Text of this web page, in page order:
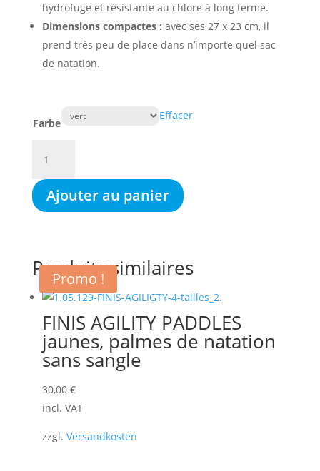
hydrofuge et résistante au chlore à long terme.
Dimensions compactes : avec ses 27 x 23 cm, il
prend très peu de place dans n’importe quel sac
de natation.
Farbe
Effacer
MAD
WAVE
FLOW,
nage,
Pullkick,
Ajouter au panier
Produits similaires
FINIS AGILITY PADDLES
jaunes, palmes de natation
sans sangle
30,00 €
incl. VAT
zzgl. Versandkosten
Promo !